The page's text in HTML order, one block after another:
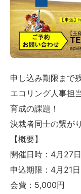
申し込み期限まで
エコリング人事担
育成の課題！
決裁者同士の繋が
【概要】
開催日時：4月27
申込期限：4月21日
会費：5,000円